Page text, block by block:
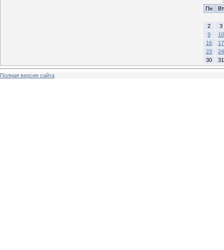
Пн
Вт
2
3
9
10
16
17
23
24
30
31
Полная версия сайта